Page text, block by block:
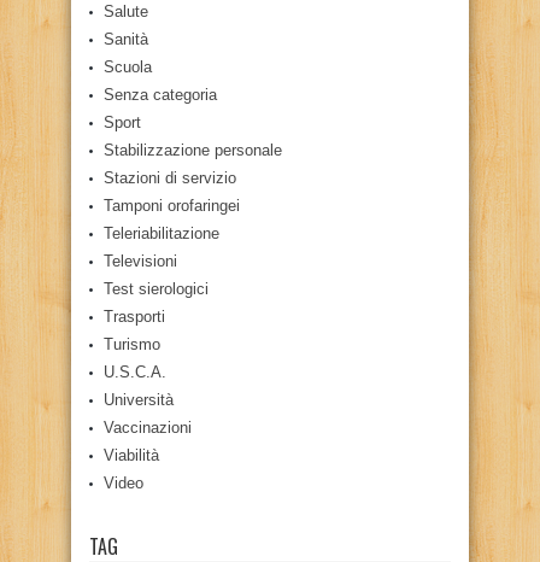
Salute
Sanità
Scuola
Senza categoria
Sport
Stabilizzazione personale
Stazioni di servizio
Tamponi orofaringei
Teleriabilitazione
Televisioni
Test sierologici
Trasporti
Turismo
U.S.C.A.
Università
Vaccinazioni
Viabilità
Video
TAG